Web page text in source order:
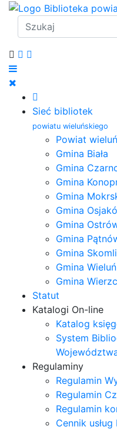
Sieć bibliotek
powiatu wieluńskiego
Powiat
Gmina Biała
Gmina
Gmina
Gmina
Gmina
Gmina
Gmina
Gmina
Gmina Wieluń
Gmina
Statut
Katalogi On-line
Katalog
System
Regulaminy
Regulamin
Regulamin
Regulamin
Cennik